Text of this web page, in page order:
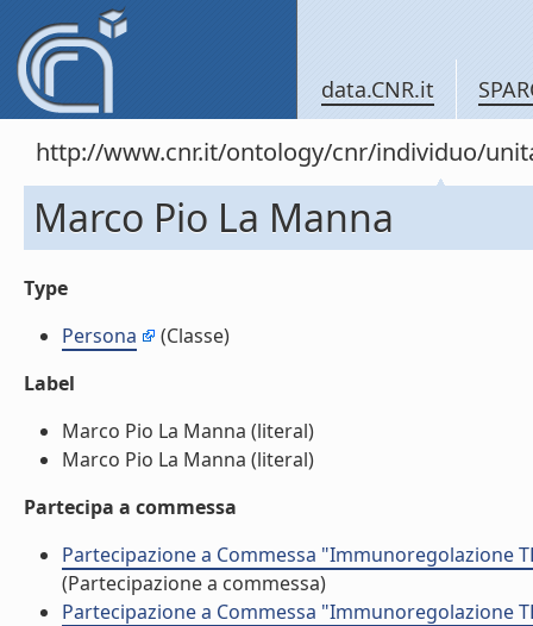
data.CNR.it
http://www.cnr.it/ontology/cnr/individuo/
Marco Pio La Manna
Type
Persona
(Classe)
Label
Marco Pio La Manna (literal)
Marco Pio La Manna (literal)
Partecipa a commessa
Partecipazione a Commessa "Immunoregolazione
(Partecipazione a commessa)
Partecipazione a Commessa "Immunoregolazione